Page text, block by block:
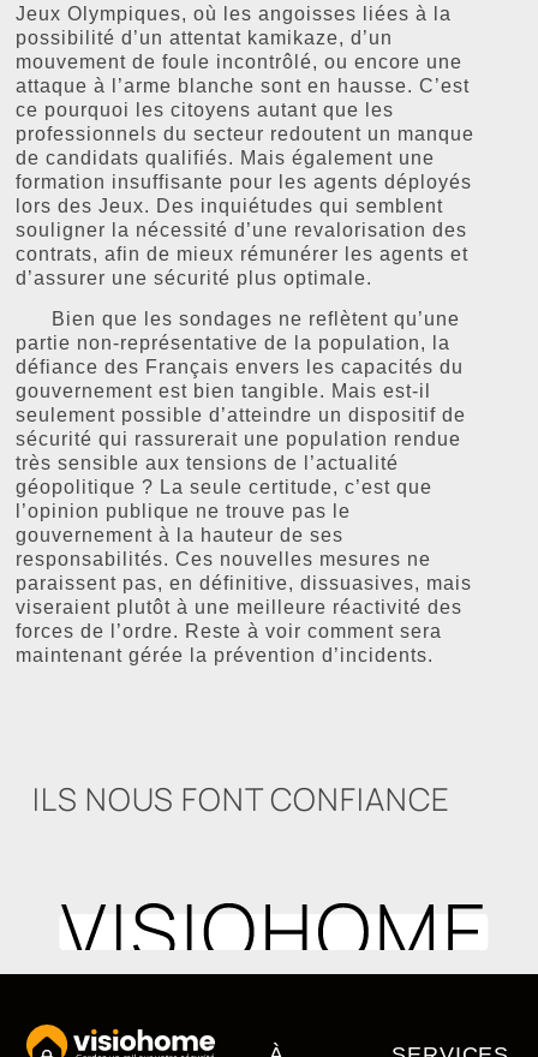
Jeux Olympiques, où les angoisses liées à la
possibilité d’un attentat kamikaze, d’un
mouvement de foule incontrôlé, ou encore une
attaque à l’arme blanche sont en hausse. C’est
ce pourquoi les citoyens autant que les
professionnels du secteur redoutent un manque
de candidats qualifiés. Mais également une
formation insuffisante pour les agents déployés
lors des Jeux. Des inquiétudes qui semblent
souligner la nécessité d’une revalorisation des
contrats, afin de mieux rémunérer les agents et
d’assurer une sécurité plus optimale.
Bien que les sondages ne reflètent qu’une
partie non-représentative de la population, la
défiance des Français envers les capacités du
gouvernement est bien tangible. Mais est-il
seulement possible d’atteindre un dispositif de
sécurité qui rassurerait une population rendue
très sensible aux tensions de l’actualité
géopolitique ? La seule certitude, c’est que
l’opinion publique ne trouve pas le
gouvernement à la hauteur de ses
responsabilités. Ces nouvelles mesures ne
paraissent pas, en définitive, dissuasives, mais
viseraient plutôt à une meilleure réactivité des
forces de l’ordre. Reste à voir comment sera
maintenant gérée la prévention d’incidents.
ILS NOUS FONT CONFIANCE